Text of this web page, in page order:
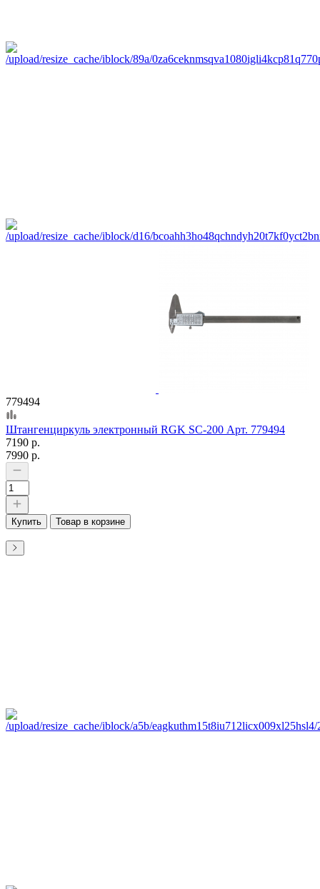
779494
Штангенциркуль электронный RGK SC-200 Арт. 779494
7190 р.
7990 р.
Купить Товар в корзине